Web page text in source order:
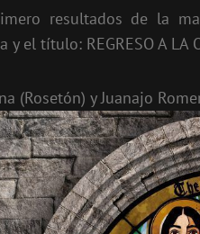
resultados de la
el título: REGRESO A LA
(Rosetón) y Juanajo